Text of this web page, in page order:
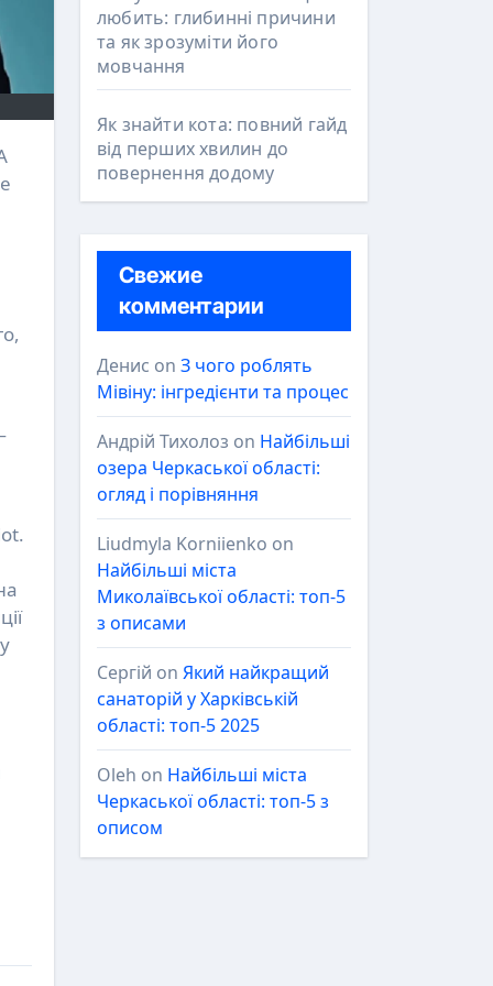
любить: глибинні причини
та як зрозуміти його
мовчання
Як знайти кота: повний гайд
від перших хвилин до
повернення додому
Свежие
комментарии
Денис on З чого роблять
Мівіну: інгредієнти та процес
Андрій Тихолоз on Найбільші
озера Черкаської області:
огляд і порівняння
Liudmyla Korniienko on
Найбільші міста
Миколаївської області: топ-5
з описами
Сергій on Який найкращий
санаторій у Харківській
області: топ-5 2025
Oleh on Найбільші міста
Черкаської області: топ-5 з
описом